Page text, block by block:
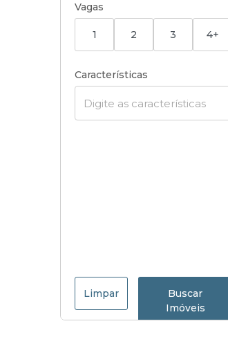
Vagas
1 2 3 4+
Características
Limpar
Buscar
Imóveis